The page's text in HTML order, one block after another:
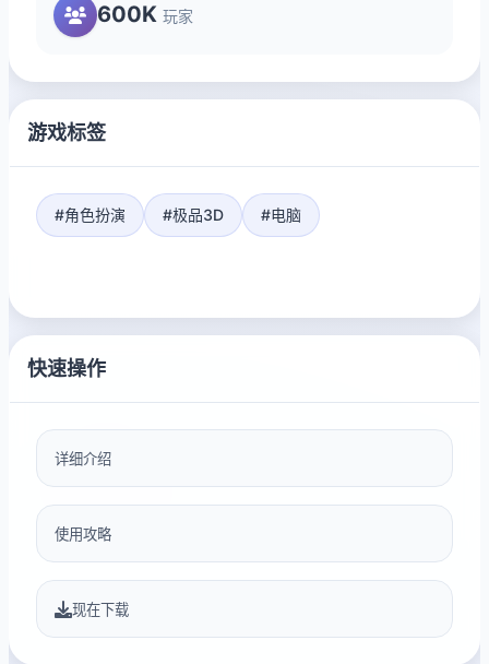
600K 玩家
游戏标签
#角色扮演 #极品3D #电脑
快速操作
详细介绍
使用攻略
现在下载